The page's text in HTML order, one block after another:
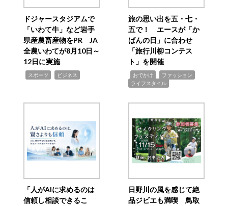
ドジャースタジアムで
「いわて牛」など岩手
県産農畜産物をPR JA
全農いわてが8月10日～
12日に実施
スポーツ ビジネス
旅の思い出を五・七・
五で！ エースが「か
ばんの日」に合わせ
「旅行川柳コンテス
ト」を開催
おでかけ ファッション
ライフスタイル
「人がAIに求めるのは
信頼し相談できるこ
日野川の風を感じて絶
品ジビエも満喫 鳥取